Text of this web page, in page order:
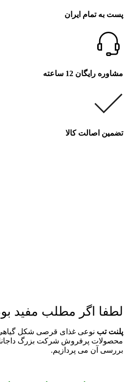
پست به تمام ایران
مشاوره رایگان 12 ساعته
تضمین اصالت کالا
لطفا اگر مطلب مفید
پلنت تب نوعی غذای قرصی شکل
محصولات پرفروش شرکت بزرگ داجانا
بررسی آن می پردازیم.